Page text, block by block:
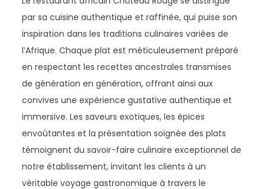
par sa cuisine authentique et raffinée, qui puise son
inspiration dans les traditions culinaires variées de
l’Afrique. Chaque plat est méticuleusement préparé
en respectant les recettes ancestrales transmises
de génération en génération, offrant ainsi aux
convives une expérience gustative authentique et
immersive. Les saveurs exotiques, les épices
envoûtantes et la présentation soignée des plats
témoignent du savoir-faire culinaire exceptionnel de
notre établissement, invitant les clients à un
véritable voyage gastronomique à travers le